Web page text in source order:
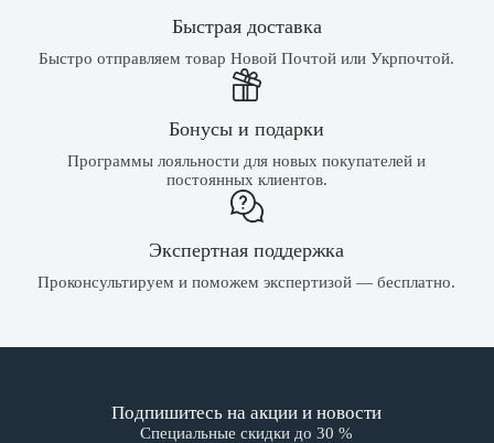
Быстрая доставка
Быстро отправляем товар Новой Почтой или Укрпочтой.
Бонусы и подарки
Программы лояльности для новых покупателей и
постоянных клиентов.
Экспертная поддержка
Проконсультируем и поможем экспертизой — бесплатно.
Подпишитесь на акции и новости
Специальные скидки до 30 %